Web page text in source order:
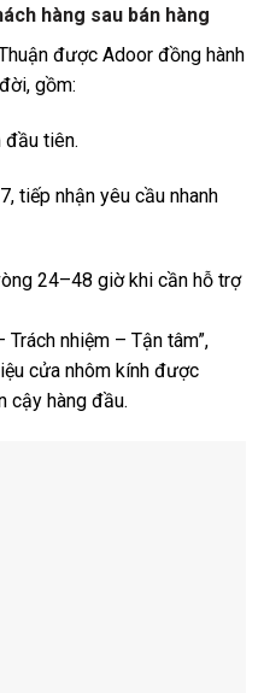
hàng sau bán hàng
được Adoor đồng hành
gồm:
tiên.
tiếp nhận yêu cầu nhanh
24–48 giờ khi cần hỗ trợ
nhiệm – Tận tâm”,
cửa nhôm kính được
cậy hàng đầu.